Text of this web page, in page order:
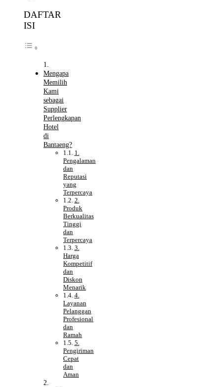
DAFTAR
ISI
Mengapa
Memilih
Kami
sebagai
Supplier
Perlengkapan
Hotel
di
Bantaeng?
1.
Pengalaman
dan
Reputasi
yang
Terpercaya
2.
Produk
Berkualitas
Tinggi
dan
Terpercaya
3.
Harga
Kompetitif
dan
Diskon
Menarik
4.
Layanan
Pelanggan
Profesional
dan
Ramah
5.
Pengiriman
Cepat
dan
Aman